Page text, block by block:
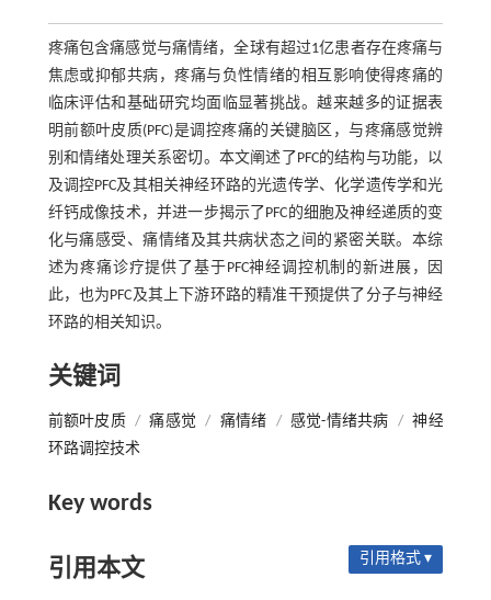
疼痛包含痛感觉与痛情绪，全球有超过1亿患者存在疼痛与
焦虑或抑郁共病，疼痛与负性情绪的相互影响使得疼痛的
临床评估和基础研究均面临显著挑战。越来越多的证据表
明前额叶皮质(PFC)是调控疼痛的关键脑区，与疼痛感觉辨
别和情绪处理关系密切。本文阐述了PFC的结构与功能，以
及调控PFC及其相关神经环路的光遗传学、化学遗传学和光
纤钙成像技术，并进一步揭示了PFC的细胞及神经递质的变
化与痛感受、痛情绪及其共病状态之间的紧密关联。本综
述为疼痛诊疗提供了基于PFC神经调控机制的新进展，因
此，也为PFC及其上下游环路的精准干预提供了分子与神经
环路的相关知识。
关键词
前额叶皮质 / 痛感觉 / 痛情绪 / 感觉-情绪共病 / 神经
环路调控技术
Key words
引用本文 引用格式 ▾